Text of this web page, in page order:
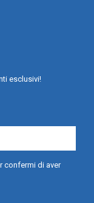
esclusivi!
confermi di aver